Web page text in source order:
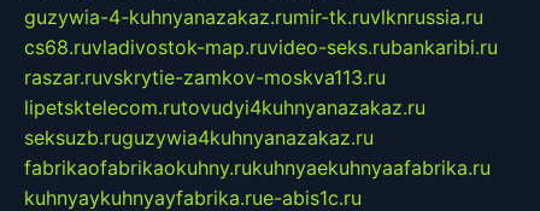
guzywia-4-kuhnyanazakaz.rumir-tk.ruvlknrussia.ru
cs68.ruvladivostok-map.ruvideo-seks.rubankaribi.ru
raszar.ruvskrytie-zamkov-moskva113.ru
lipetsktelecom.rutovudyi4kuhnyanazakaz.ru
seksuzb.ruguzywia4kuhnyanazakaz.ru
fabrikaofabrikaokuhny.rukuhnyaekuhnyaafabrika.ru
kuhnyaykuhnyayfabrika.rue-abis1c.ru